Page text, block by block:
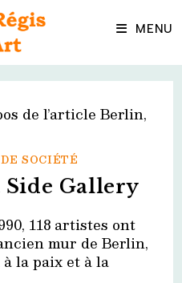
MENU
SOCIÉTÉ
Side Gallery
118 artistes ont
mur de Berlin,
la paix et à la